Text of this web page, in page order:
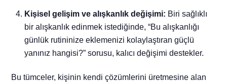
Kişisel gelişim ve alışkanlık değişimi: Biri sağlıklı
bir alışkanlık edinmek istediğinde, “Bu alışkanlığı
günlük rutininize eklemenizi kolaylaştıran güçlü
yanınız hangisi?” sorusu, kalıcı değişimi destekler.
Bu tümceler, kişinin kendi çözümlerini üretmesine alan